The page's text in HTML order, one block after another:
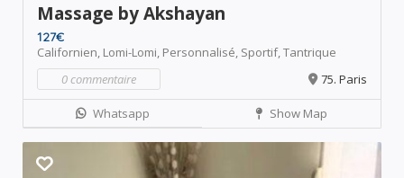
Massage by Akshayan
127€
Californien, Lomi-Lomi, Personnalisé, Sportif,Tantrique
0 commentaire
75. Paris
Whatsapp Show Map